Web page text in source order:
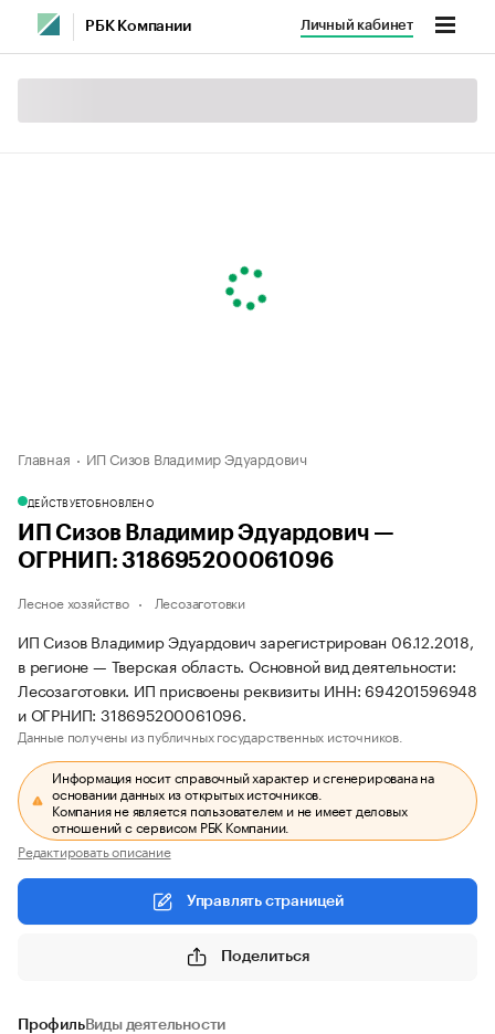
РБК Компании Личный кабинет
Главная ИП Сизов Владимир Эдуардович
ДЕЙСТВУЕТОБНОВЛЕНО
ИП Сизов Владимир Эдуардович —
ОГРНИП: 318695200061096
Лесное хозяйство Лесозаготовки
ИП Сизов Владимир Эдуардович зарегистрирован 06.12.2018,
в регионе — Тверская область. Основной вид деятельности:
Лесозаготовки. ИП присвоены реквизиты ИНН: 694201596948
и ОГРНИП: 318695200061096.
Данные получены из публичных государственных источников.
Информация носит справочный характер и сгенерирована на
основании данных из открытых источников.
Компания не является пользователем и не имеет деловых
отношений с сервисом РБК Компании.
Редактировать описание
Управлять страницей
Поделиться
ПрофильВиды деятельности